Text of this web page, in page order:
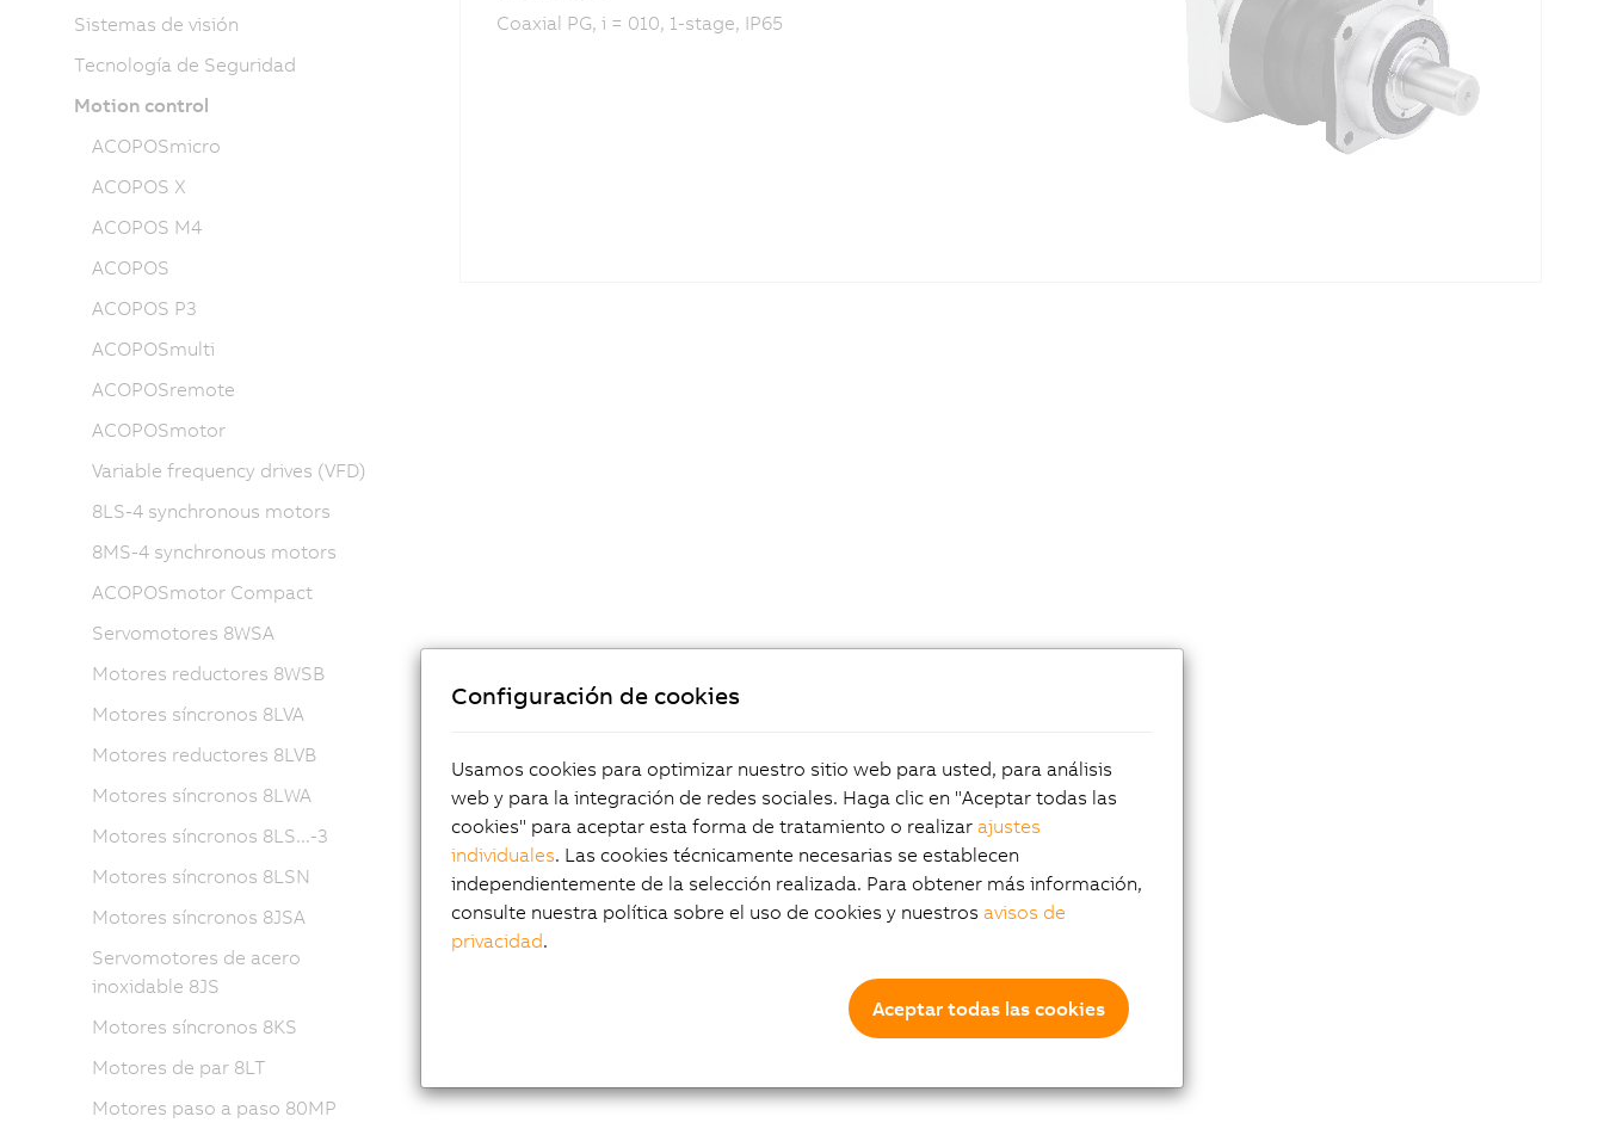
Coaxial PG, i = 010, 1-stage, IP65
Sistemas de visión
Tecnología de Seguridad
Motion control
ACOPOSmicro
ACOPOS X
ACOPOS M4
ACOPOS
ACOPOS P3
ACOPOSmulti
ACOPOSremote
ACOPOSmotor
Variable frequency drives (VFD)
8LS-4 synchronous motors
8MS-4 synchronous motors
ACOPOSmotor Compact
Servomotores 8WSA
Motores reductores 8WSB
Motores síncronos 8LVA
Motores reductores 8LVB
Motores síncronos 8LWA
Motores síncronos 8LS...-3
Motores síncronos 8LSN
Motores síncronos 8JSA
Servomotores de acero
inoxidable 8JS
Motores síncronos 8KS
Motores de par 8LT
Motores paso a paso 80MP
Configuración de cookies
Usamos cookies para optimizar nuestro sitio web para usted, para análisis
web y para la integración de redes sociales. Haga clic en "Aceptar todas las
cookies" para aceptar esta forma de tratamiento o realizar ajustes
individuales. Las cookies técnicamente necesarias se establecen
independientemente de la selección realizada. Para obtener más información,
consulte nuestra política sobre el uso de cookies y nuestros avisos de
privacidad.
Aceptar todas las cookies